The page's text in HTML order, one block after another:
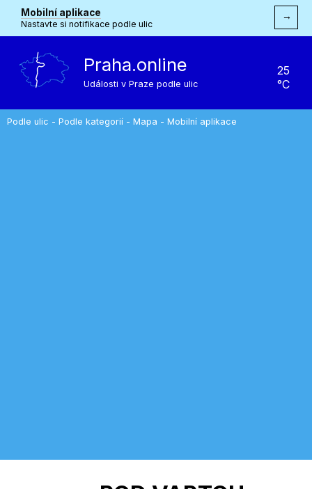
Mobilní aplikace
Nastavte si notifikace podle ulic
→
Praha.online
Události v Praze podle ulic
25
°C
Podle ulic - Podle kategorií - Mapa - Mobilní aplikace